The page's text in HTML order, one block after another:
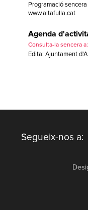
Programació
www.altafulla.cat
Agenda
Consulta-la sencera
Edita: Ajuntament
Segueix-nos a: